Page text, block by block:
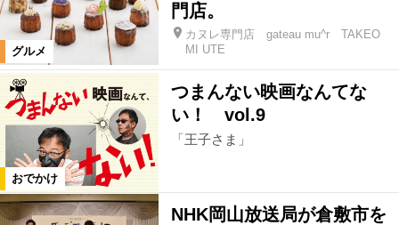
グルメ
門店。
カヌレ専門店 gateau mu^r TAKEO
MI UTE
おでかけ
つまんない映画なんてな
い！ vol.9
「王子さま」
NHK岡山放送局が倉敷市を